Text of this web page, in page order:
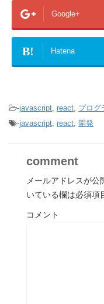
Google+
B! Hatena
-javascript react プログ
-javascript react 開発
comment
メールアドレスが公
いている欄は必須項
コメント